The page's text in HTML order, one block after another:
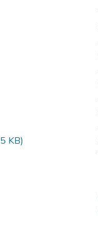
KB)